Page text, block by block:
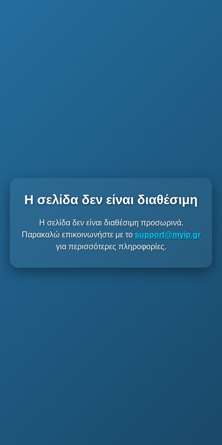
Η σελίδα δεν είναι διαθέσιμη
Η σελίδα δεν είναι διαθέσιμη προσωρινά.
Παρακαλώ επικοινωνήστε με το support@myip.gr
για περισσότερες πληροφορίες.